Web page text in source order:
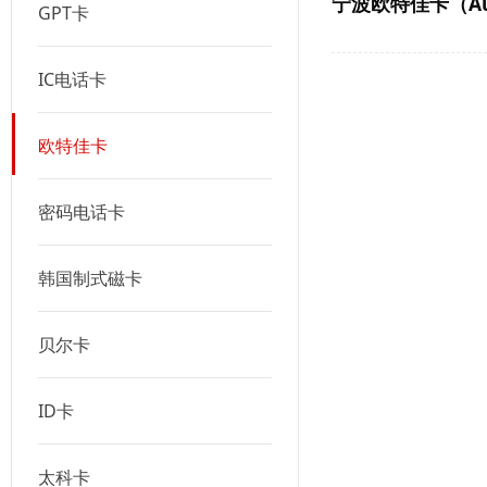
GPT卡
IC电话卡
欧特佳卡
密码电话卡
韩国制式磁卡
贝尔卡
ID卡
太科卡